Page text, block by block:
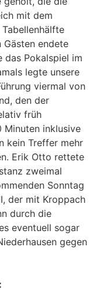
mit dem
endete
das Pokalspiel im
legte unsere
viermal von
den der
früh
Minuten inklusive
kein Treffer mehr
Erik Otto rettete
zweimal
Sonntag
der mit Kroppach
durch die
eventuell sogar
gegen